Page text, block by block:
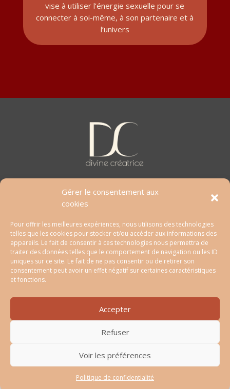
Gérer le consentement aux
cookies
Pour offrir les meilleures expériences, nous utilisons des technologies
telles que les cookies pour stocker et/ou accéder aux informations des
appareils. Le fait de consentir à ces technologies nous permettra de
traiter des données telles que le comportement de navigation ou les ID
uniques sur ce site. Le fait de ne pas consentir ou de retirer son
consentement peut avoir un effet négatif sur certaines caractéristiques
et fonctions.
Accepter
Refuser
Voir les préférences
Politique de confidentialité
vise à utiliser l’énergie sexuelle pour se
connecter à soi-même, à son partenaire et à
l’univers
​​​​Trouve l’équilibre et déploie ton plein potentiel
grâce au coaching holistique
​​​​ACCUEIL
A PROPOS
ACCOMPAGEMENTS
RETRAITES
COMMUNAUTE
CONTACT
COPYRIGHT © 2023 DIVINE-CREATRICE – TOUS DROITS RÉSERVÉS –
CGU –CGV–POLITIQUE DE CONFIDENTIALITÉ